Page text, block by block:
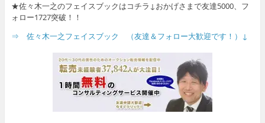
★佐々木一之のフェイスブックはコチラ↓おかげさまで友達5000、フ
ォロー1727突破！！
⇒ 佐々木一之フェイスブック （友達＆フォロー大歓迎です！）↓